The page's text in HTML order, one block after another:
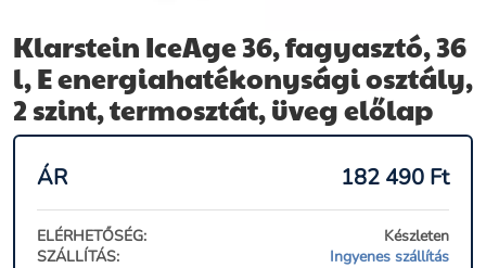
Klarstein IceAge 36, fagyasztó, 36
l, E energiahatékonysági osztály,
2 szint, termosztát, üveg előlap
ÁR 182 490 Ft
ELÉRHETŐSÉG:
Készleten
SZÁLLÍTÁS:
Ingyenes szállítás